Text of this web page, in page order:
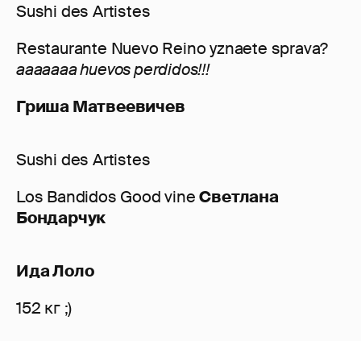
Sushi des Artistes
Restaurante Nuevo Reino yznaete sprava?
aaaaaaa huevos perdidos!!!
Гриша Матвеевичев
Sushi des Artistes
Los Bandidos Good vineСветлана
Бондарчук
Ида Лоло
152 кг ;)